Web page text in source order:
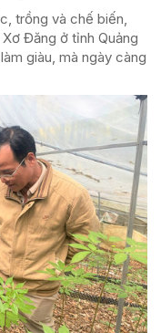
trồng và chế biến,
Đăng ở tỉnh Quảng
giàu, mà ngày càng